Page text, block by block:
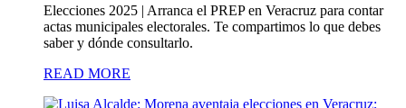
Elecciones 2025 | Arranca el PREP en Veracruz para contar
actas municipales electorales. Te compartimos lo que debes
saber y dónde consultarlo.
READ MORE